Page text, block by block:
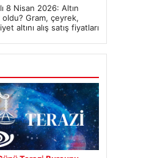
8 Nisan 2026: Altın
oldu? Gram, çeyrek,
altını alış satış fiyatları